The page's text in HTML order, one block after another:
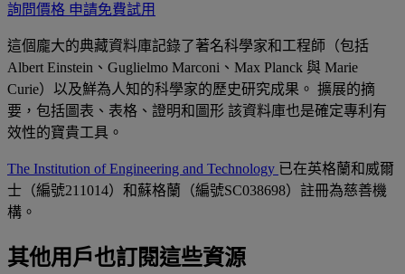
詢問價格 申請免費試用
這個龐大的典藏資料庫記錄了著名科學家和工程師（包括
Albert Einstein、Guglielmo Marconi、Max Planck 與 Marie
Curie）以及鮮為人知的科學家的歷史研究成果。 擴展的摘
要，包括圖表、表格、證明和圖形 該資料庫也是確定專利有
效性的寶貴工具。
The Institution of Engineering and Technology 已在英格蘭和威爾
士（編號211014）和蘇格蘭（編號SC038698）註冊為慈善機
構。
其他用戶也訂閱這些資源